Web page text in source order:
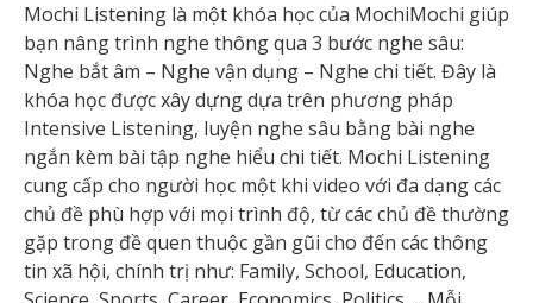
Mochi Listening là một khóa học của MochiMochi giúp
bạn nâng trình nghe thông qua 3 bước nghe sâu:
Nghe bắt âm – Nghe vận dụng – Nghe chi tiết. Đây là
khóa học được xây dựng dựa trên phương pháp
Intensive Listening, luyện nghe sâu bằng bài nghe
ngắn kèm bài tập nghe hiểu chi tiết. Mochi Listening
cung cấp cho người học một khi video với đa dạng các
chủ đề phù hợp với mọi trình độ, từ các chủ đề thường
gặp trong đề quen thuộc gần gũi cho đến các thông
tin xã hội, chính trị như: Family, School, Education,